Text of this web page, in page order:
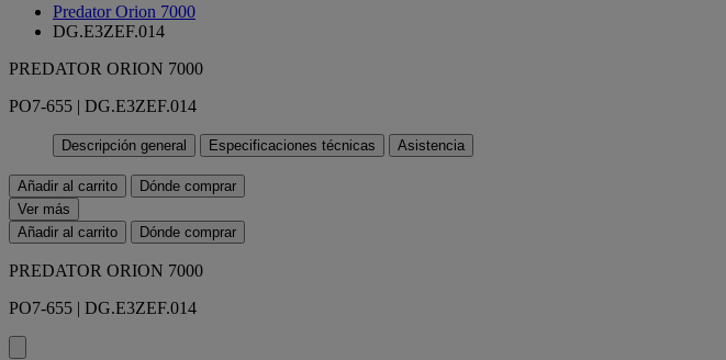
Predator Orion 7000
DG.E3ZEF.014
PREDATOR ORION 7000
PO7-655 | DG.E3ZEF.014
Descripción general Especificaciones técnicas Asistencia
Añadir al carrito
Dónde comprar
Ver más
Añadir al carrito
Dónde comprar
PREDATOR ORION 7000
PO7-655 | DG.E3ZEF.014